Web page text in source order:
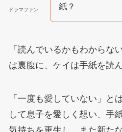
ドラマファン
紙？
「読んでいるかもわからな
は裏腹に、ケイは手紙を読
「一度も愛していない」と
して息子を愛しく想い、手
気持ちを更生し、また新た